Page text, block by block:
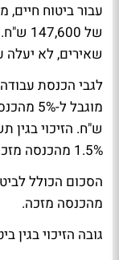
של
שאירים, לא יעלה על 1.5% מהכנסה
לגבי הכנסת
ש"ח. הזיכוי
1.5% מהכנסה מזכה.
מהכנסה מזכה.
גובה הזיכוי בגין